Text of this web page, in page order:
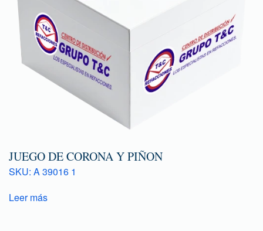
JUEGO DE CORONA Y PIÑON
SKU: A 39016 1
Leer más